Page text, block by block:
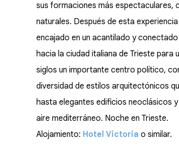
sus formaciones más espectaculares,
naturales. Después de esta
encajado en un acantilado y
hacia la ciudad italiana de Trieste para
siglos un importante centro político,
diversidad de estilos arquitectónicos
hasta elegantes edificios neoclásicos
aire mediterráneo. Noche en Trieste.
Alojamiento: Hotel Victoria o similar.